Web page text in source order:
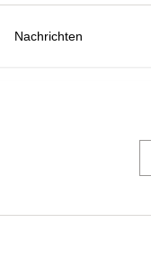
Nachrichten